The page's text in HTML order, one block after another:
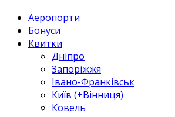
Аеропорти
Бонуси
Квитки
Дніпро
Запоріжжя
Івано-Франківськ
Київ (+Вінниця)
Ковель